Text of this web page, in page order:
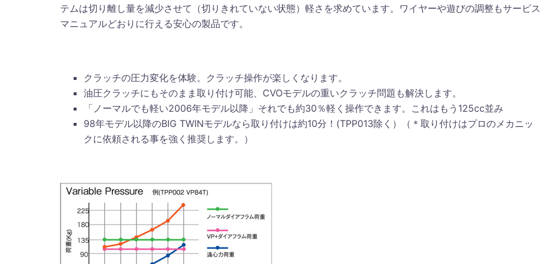
テムは切り離し量を減少させて（切りきれていない状態）軽さを求めています。ワイヤーや遊びの調整もサービス
マニュアルどおりに行える安心の製品です。
クラッチの圧力変化を体験。クラッチ操作が楽しくなります。
油圧クラッチにもそのまま取り付け可能、CVOモデルの重いクラッチ問題も解決します。
「ノーマルでも軽い2006年モデル以降」それでも約30％軽く操作できます。これはもう125cc並み
98年モデル以降のBIG TWINモデルなら取り付けは約10分！(TPP013除く）（＊取り付けはプロのメカニッ
クに依頼される事を強く推奨します。）